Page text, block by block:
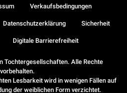
Tochtergesellschaften. Alle Rechte
vorbehalten.
Lesbarkeit wird in wenigen Fällen auf
der weiblichen Form verzichtet.
Verkaufsbedingungen
Datenschutzerklärung Sicherheit
Digitale Barrierefreiheit